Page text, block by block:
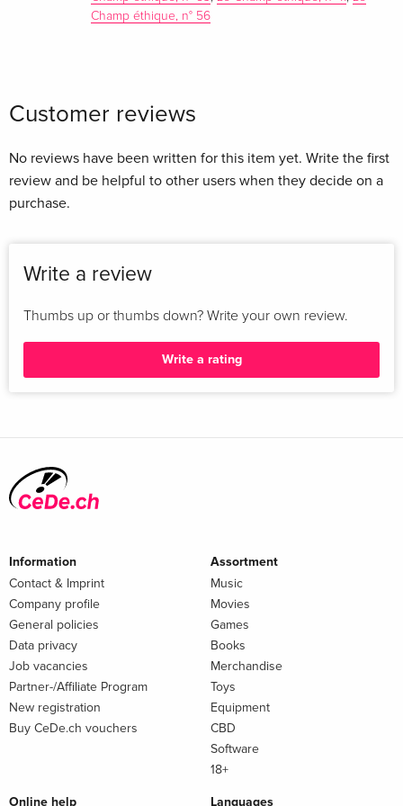
être améliorée que par une meilleure articulation du
internationales, fondations philanthropiques, entreprises
C'est à cette réflexion que ce livre veut contribuer.
Champ éthique, n° 56
Customer reviews
No reviews have been written for this item yet. Write the first
review and be helpful to other users when they decide on a
purchase.
Write a review
Thumbs up or thumbs down? Write your own review.
Write a rating
Information
Contact & Imprint
Company profile
General policies
Data privacy
Job vacancies
Partner-/Affiliate Program
New registration
Buy CeDe.ch vouchers
Assortment
Music
Movies
Games
Books
Merchandise
Toys
Equipment
CBD
Software
18+
Online help Languages